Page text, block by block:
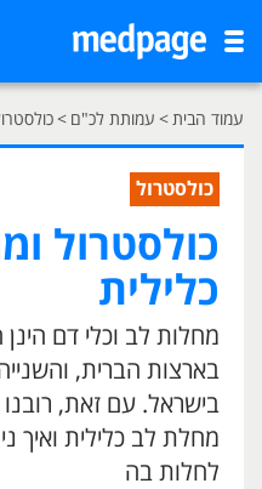
עמוד הבית> עמותת לכ"ם >
כולסטרול
כולסטרול
כלילית
מחלות לב וכלי דם
בארצות הברית,
בישראל. עם זאת, רובנו
מחלת לב כלילית ואיך
לחלות בה